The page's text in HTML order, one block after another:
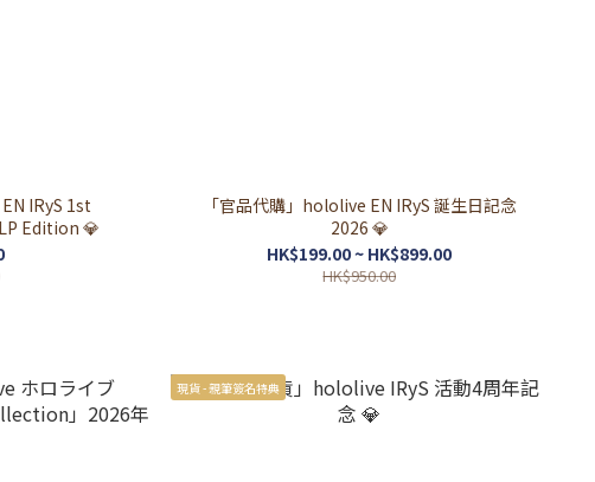
IRyS 1st
Edition 💎
「官品代購」hololive EN IRyS 誕生日記念
2026 💎
HK$199.00 ~ HK$899.00
HK$950.00
現貨 - 親筆簽名特典